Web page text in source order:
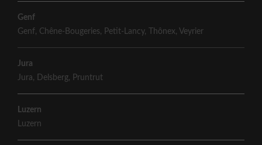
Genf
Genf, Chêne-Bougeries, Petit-Lancy, Thônex, Veyrier
Jura
Jura, Delsberg, Pruntrut
Luzern
Luzern